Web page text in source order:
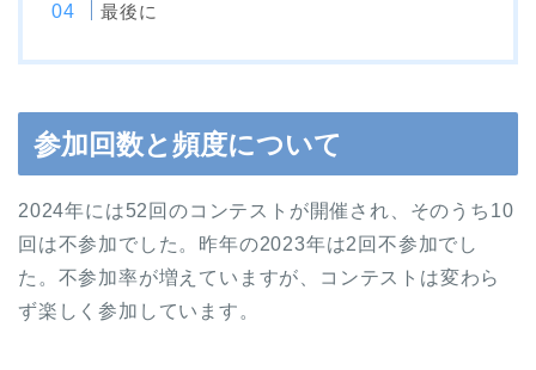
最後に
参加回数と頻度について
2024年には52回のコンテストが開催され、そのうち10
回は不参加でした。昨年の2023年は2回不参加でし
た。不参加率が増えていますが、コンテストは変わら
ず楽しく参加しています。